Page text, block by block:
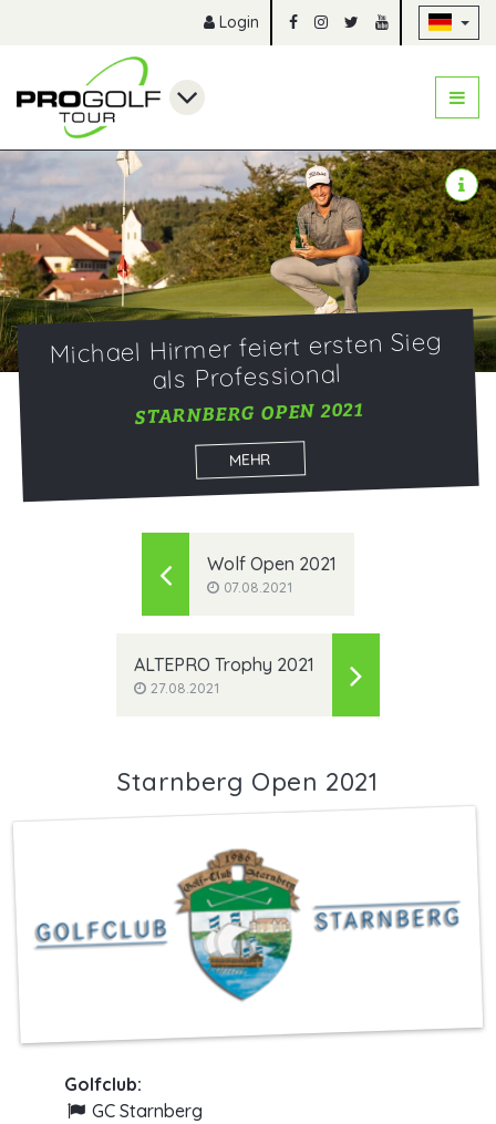
Login
Michael Hirmer feiert ersten Sieg
als Professional
STARNBERG OPEN 2021
MEHR
Wolf Open 2021
07.08.2021
ALTEPRO Trophy 2021
27.08.2021
Starnberg Open 2021
Golfclub:
GC Starnberg